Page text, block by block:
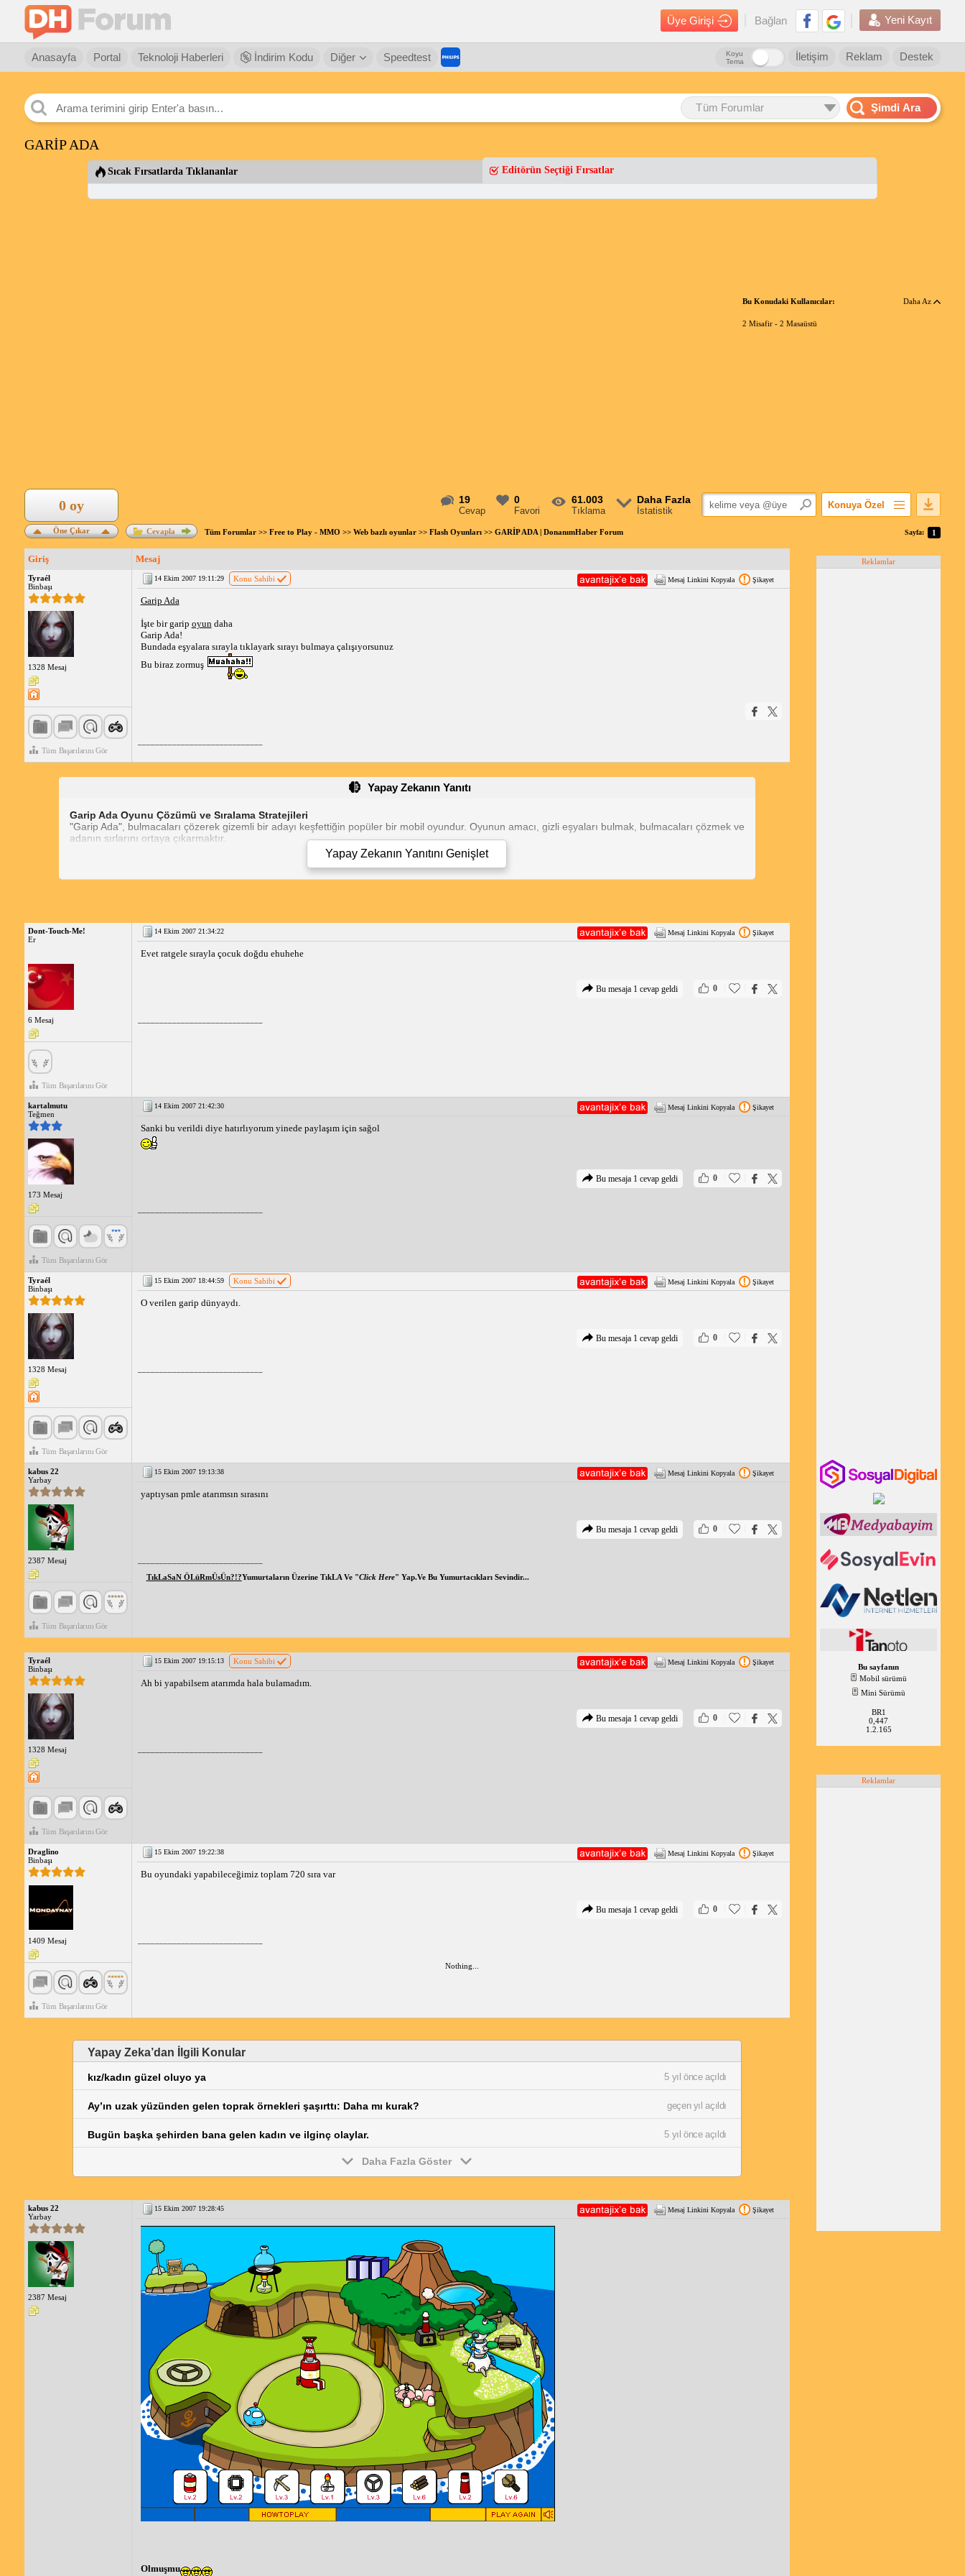
Üye Girişi Bağlan Yeni Kayıt
Anasayfa Portal Teknoloji Haberleri İndirim Kodu Diğer Speedtest Destek
Reklam
İletişim
Koyu
Tema
Tüm Forumlar Şimdi Ara
GARİP ADA
Sıcak Fırsatlarda Tıklananlar Editörün Seçtiği Fırsatlar
Bu Konudaki Kullanıcılar: Daha Az
2 Misafir - 2 Masaüstü
19
Cevap
0
Favori
61.003
Tıklama
Daha Fazla
İstatistik
Konuya Özel
Popüler Mesajlar
Öne Çıkar
0 oy
Cevapla Tüm Forumlar>> Free to Play - MMO >> Web bazlı oyunlar>> Flash Oyunları>> GARİP ADA | DonanımHaber Forum Sayfa: 1
Giriş Mesaj
Tyraél
Binbaşı
1328 Mesaj
Tüm Başarılarını Gör
14 Ekim 2007 19:11:29 Konu Sahibi Mesaj Linkini Kopyala Şikayet
Garip Ada
İşte bir garip oyundaha
Garip Ada!
Bundada eşyalara sırayla tıklayark sırayı bulmaya çalışıyorsunuz
Bu biraz zormuş
Yapay Zekanın Yanıtı
Garip Ada Oyunu Çözümü ve Sıralama Stratejileri
"Garip Ada", bulmacaları çözerek gizemli bir adayı keşfettiğin popüler bir mobil oyundur. Oyunun amacı, gizli eşyaları bulmak, bulmacaları çözmek ve
adanın sırlarını ortaya çıkarmaktır.
Oyunu başarılı bir şekilde oynamak için aşağıdaki ipuçlarını takip edebilirsiniz:
Oyundaki nesneleri dikkatlice inceleyin. Gizli ipuçlarını bulmanıza yardımcı olabilirler.
Bulmacaları dikkatlice okuyun ve mantıksal düşünün.
Oyunun sıralamasında yükselmek için şu stratejileri uygulayabilirsiniz:
Zorlu bulmacaları tamamlayın. Bunlar size daha fazla puan kazandıracaktır.
Yapay Zekanın YanıtınıGenişlet
Dont-Touch-Me!
Er
6 Mesaj
Tüm Başarılarını Gör
14 Ekim 2007 21:34:22 Mesaj Linkini Kopyala Şikayet
Evet ratgele sırayla çocuk doğdu ehuhehe
0
Bu mesaja 1 cevap geldi
kartalmutu
Teğmen
173 Mesaj
Tüm Başarılarını Gör
14 Ekim 2007 21:42:30 Mesaj Linkini Kopyala Şikayet
Sanki bu verildi diye hatırlıyorum yinede paylaşım için sağol
0
Bu mesaja 1 cevap geldi
Tyraél
Binbaşı
1328 Mesaj
Tüm Başarılarını Gör
15 Ekim 2007 18:44:59 Konu Sahibi Mesaj Linkini Kopyala Şikayet
O verilen garip dünyaydı.
0
Bu mesaja 1 cevap geldi
kabus 22
Yarbay
2387 Mesaj
Tüm Başarılarını Gör
15 Ekim 2007 19:13:38 Mesaj Linkini Kopyala Şikayet
yaptıysan pmle atarımsın sırasını
0
Bu mesaja 1 cevap geldi
TıkLaSaN ÖLüRmÜsÜn?!?Yumurtaların Üzerine TıkLA Ve "Click Here" Yap.Ve Bu Yumurtacıkları Sevindir...
Tyraél
Binbaşı
1328 Mesaj
Tüm Başarılarını Gör
15 Ekim 2007 19:15:13 Konu Sahibi Mesaj Linkini Kopyala Şikayet
Ah bi yapabilsem atarımda hala bulamadım.
0
Bu mesaja 1 cevap geldi
Draglino
Binbaşı
1409 Mesaj
Tüm Başarılarını Gör
15 Ekim 2007 19:22:38 Mesaj Linkini Kopyala Şikayet
Bu oyundaki yapabileceğimiz toplam 720 sıra var
0
Bu mesaja 1 cevap geldi
Nothing...
Yapay Zeka’dan İlgili Konular
kız/kadın güzel oluyo ya 5 yıl önce açıldı
Ay’ın uzak yüzünden gelen toprak örnekleri şaşırttı: Daha mı kurak? geçen yıl açıldı
Bugün başka şehirden bana gelen kadın ve ilginç olaylar. 5 yıl önce açıldı
Daha Fazla Göster
kabus 22
Yarbay
2387 Mesaj
15 Ekim 2007 19:28:45 Mesaj Linkini Kopyala Şikayet
Olmuşmu
Reklamlar
Bu sayfanın
Mobil sürümü
Mini Sürümü
BR1
0,447
1.2.165
Reklamlar